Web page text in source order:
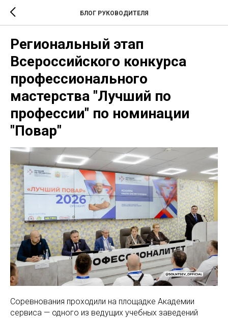
БЛОГ РУКОВОДИТЕЛЯ
Региональный этап
Всероссийского конкурса
профессионального
мастерства "Лучший по
профессии" по номинации
"Повар"
Соревнования проходили на площадке Академии
сервиса — одного из ведущих учебных заведений